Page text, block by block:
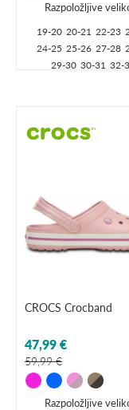
Razpoložljive
19-20 20-21 22-23
24-25 25-26 27-28
29-30 30-31 32-
CROCS Crocband
47,99 €
59,99 €
Razpoložljive